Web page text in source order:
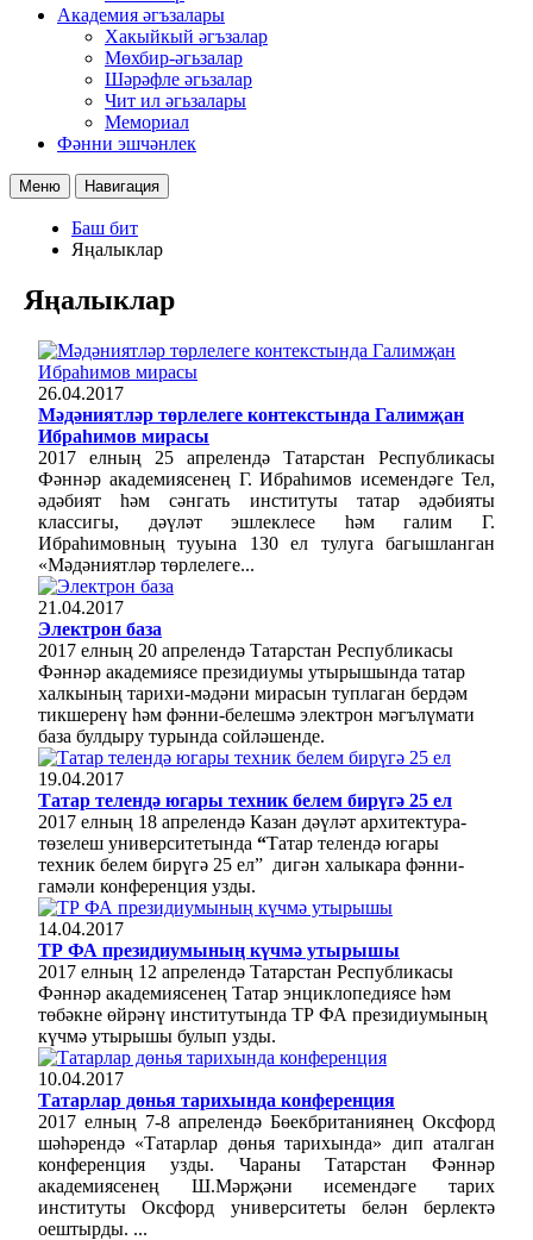
Академия әгъзалары
Хакыйкый әгъзалар
Мөхбир-әгьзалар
Шәрәфле әгьзалар
Чит ил әгьзалары
Мемориал
Фәнни эшчәнлек
Меню Навигация
Баш бит
Яңалыклар
Яңалыклар
26.04.2017
Мәдәниятләр төрлелеге контекстында Галимҗан
Ибраһимов мирасы
2017 елның 25 апрелендә Татарстан Республикасы
Фәннәр академиясенең Г. Ибраһимов исемендәге Тел,
әдәбият һәм сәнгать институты татар әдәбияты
классигы, дәүләт эшлеклесе һәм галим Г.
Ибраһимовның тууына 130 ел тулуга багышланган
«Мәдәниятләр төрлелеге...
21.04.2017
Электрон база
2017 елның 20 апрелендә Татарстан Республикасы
Фәннәр академиясе президиумы утырышында татар
халкының тарихи-мәдәни мирасын туплаган бердәм
тикшеренү һәм фәнни-белешмә электрон мәгълүмати
база булдыру турында сойләшенде.
19.04.2017
Татар телендә югары техник белем бирүгә 25 ел
2017 елның 18 апрелендә Казан дәүләт архитектура-
төзелеш университетында “Татар телендә югары
техник белем бирүгә 25 ел” дигән халыкара фәнни-
гамәли конференция узды.
14.04.2017
ТР ФА президиумының күчмә утырышы
2017 елның 12 апрелендә Татарстан Республикасы
Фәннәр академиясенең Татар энциклопедиясе һәм
төбәкне өйрәнү институтында ТР ФА президиумының
күчмә утырышы булып узды.
10.04.2017
Татарлар дөнья тарихында конференция
2017 елның 7-8 апрелендә Бөекбританиянең Оксфорд
шәһәрендә «Татарлар дөнья тарихында» дип аталган
конференция узды. Чараны Татарстан Фәннәр
академиясенең Ш.Мәрҗәни исемендәге тарих
институты Оксфорд университеты белән берлектә
оештырды. ...